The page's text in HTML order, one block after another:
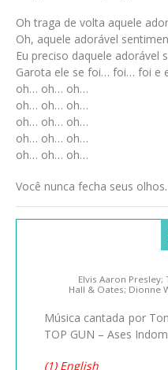
Oh traga de volta aquele
Oh, aquele adorável
Eu preciso daquele adorável
Garota ele se foi… foi… foi e
oh… oh… oh…
oh… oh… oh…
oh… oh… oh…
oh… oh… oh…
oh… oh… oh…
Você nunca fecha seus
Elvis Aaron
Hall & Oates; Dionne
Música cantada por
TOP GUN – Ases
(1) English